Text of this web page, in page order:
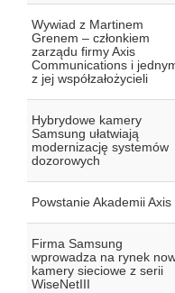
Wywiad z Martinem
Grenem – członkiem
zarządu firmy Axis
Communications i
z jej współzałożycieli
Hybrydowe kamery
Samsung ułatwiają
modernizację systemów
dozorowych
Powstanie Akademii Axis
Firma Samsung
wprowadza na rynek
kamery sieciowe z serii
WiseNetIII